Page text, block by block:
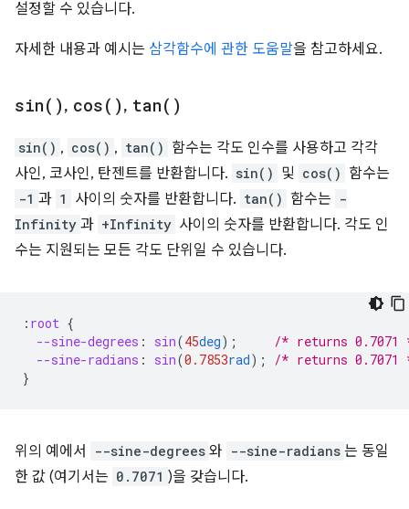
설정할 수 있습니다.
자세한 내용과 예시는 삼각함수에 관한 도움말을 참고하세요.
sin( ), cos( ), tan( )
sin() , cos() , tan() 함수는 각도 인수를 사용하고 각각
사인, 코사인, 탄젠트를 반환합니다. sin() 및 cos() 함수는
-1 과 1 사이의 숫자를 반환합니다. tan() 함수는 -
Infinity 과 +Infinity 사이의 숫자를 반환합니다. 각도 인
수는 지원되는 모든 각도 단위일 수 있습니다.
: root {
--sine-degrees : sin(45deg);
/* returns 0.7071
--sine-radians : sin(0.7853rad);
/* returns 0.7071
}
위의 예에서 --sine-degrees 와 --sine-radians 는 동일
한 값 (여기서는 0.7071 )을 갖습니다.